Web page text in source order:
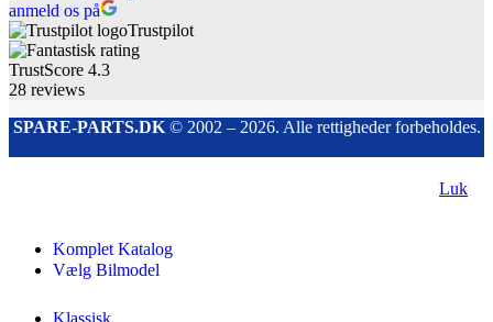
anmeld os på
Trustpilot
TrustScore 4.3
28 reviews
SPARE-PARTS.DK© 2002 – 2026. Alle rettigheder forbeholdes.
Luk
Komplet Katalog
Vælg Bilmodel